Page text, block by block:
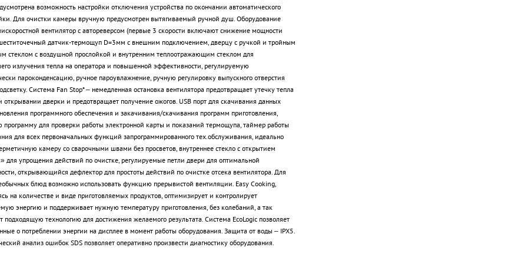
возможность настройки отключения устройства по окончании автоматического
Для очистки камеры вручную предусмотрен вытягиваемый ручной душ. Оборудование
вентилятор с автореверсом (первые 3 скорости включают снижение мощности
датчик-термощуп D=3мм с внешним подключением, дверцу с ручкой и тройным
стеклом с воздушной прослойкой и внутренним теплоотражающим стеклом для
излучения тепла на оператора и повышенной эффективности, регулируемую
пароконденсацию, ручное пароувлажнение, ручную регулировку выпускного отверстия
Система Fan Stop* – немедленная остановка вентилятора предотвращает утечку тепла
открывании дверки и предотвращает получение ожогов. USB порт для скачивания данных
программного обеспечения и закачивания/скачивания программ приготовления,
программу для проверки работы электронной карты и показаний термощупа, таймер работы
для всех первоначальных функций запрограммированного тех.обслуживания, идеально
камеру со сварочными швами без просветов, внутреннее стекло с открытием
для упрощения действий по очистке, регулируемые петли двери для оптимальной
открывающийся дефлектор для простоты действий по очистке отсека вентилятора. Для
блюд возможно использовать функцию прерывистой вентиляции. Easy Cooking,
на количестве и виде приготовляемых продуктов, оптимизирует и контролирует
энергию и поддерживает нужную температуру приготовления, без колебаний, а так
подходящую технологию для достижения желаемого результата. Система EcoLogic позволяет
о потреблении энергии на дисплее в момент работы оборудования. Защита от воды – IPX5.
анализ ошибок SDS позволяет оперативно произвести диагностику оборудования.